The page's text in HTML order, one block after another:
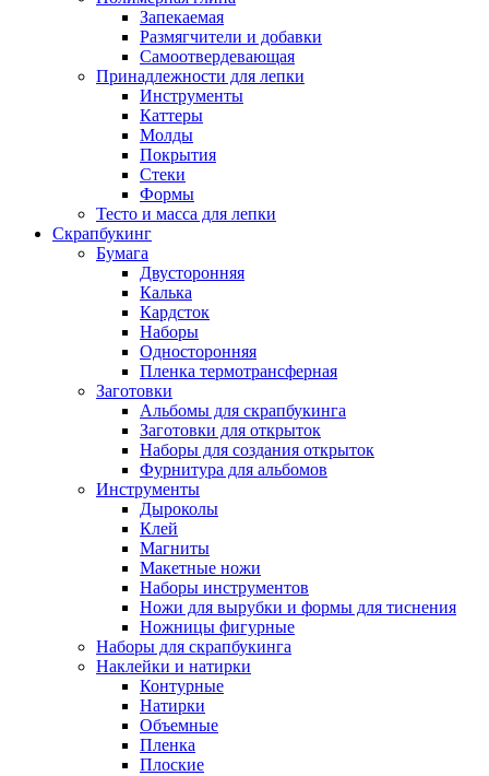
Запекаемая
Размягчители и добавки
Самоотвердевающая
Принадлежности для лепки
Инструменты
Каттеры
Молды
Покрытия
Стеки
Формы
Тесто и масса для лепки
Скрапбукинг
Бумага
Двусторонняя
Калька
Кардсток
Наборы
Односторонняя
Пленка термотрансферная
Заготовки
Альбомы для скрапбукинга
Заготовки для открыток
Наборы для создания открыток
Фурнитура для альбомов
Инструменты
Дыроколы
Клей
Магниты
Макетные ножи
Наборы инструментов
Ножи для вырубки и формы для тиснения
Ножницы фигурные
Наборы для скрапбукинга
Наклейки и натирки
Контурные
Натирки
Объемные
Пленка
Плоские